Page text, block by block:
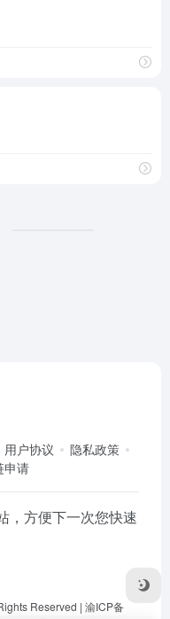
用户协议
隐私政策
申请
，方便下一次您快速
Reserved | 渝ICP备